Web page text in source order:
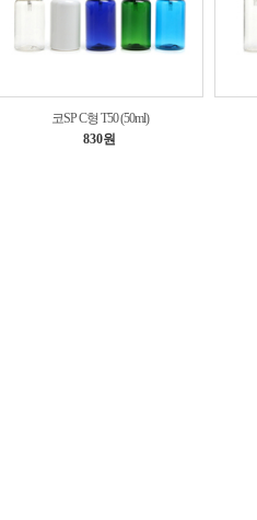
코SP C형 T50 (50ml)
830원